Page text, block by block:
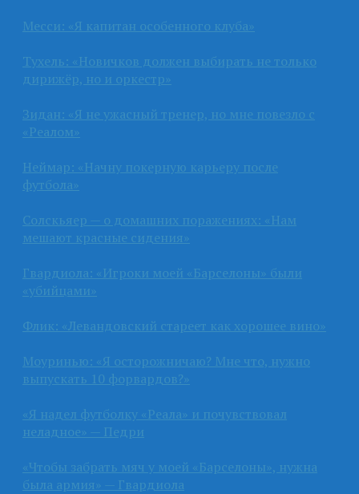
Месси: «Я капитан особенного клуба»
Тухель: «Новичков должен выбирать не только
дирижёр, но и оркестр»
Зидан: «Я не ужасный тренер, но мне повезло с
«Реалом»
Неймар: «Начну покерную карьеру после
футбола»
Солскьяер — о домашних поражениях: «Нам
мешают красные сидения»
Гвардиола: «Игроки моей «Барселоны» были
«убийцами»
Флик: «Левандовский стареет как хорошее вино»
Моуринью: «Я осторожничаю? Мне что, нужно
выпускать 10 форвардов?»
«Я надел футболку «Реала» и почувствовал
неладное» — Педри
«Чтобы забрать мяч у моей «Барселоны», нужна
была армия» — Гвардиола